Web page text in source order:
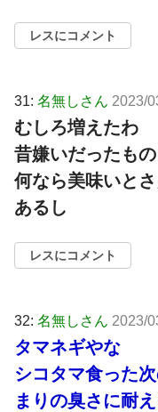
レスにコメント
31: 名無しさん 2023/
むしろ増えたわ
昔嫌いだったも
何なら美味いと
あるし
レスにコメント
32: 名無しさん 2023/
タマネギやな
シコタマ食った
まりの臭さに耐